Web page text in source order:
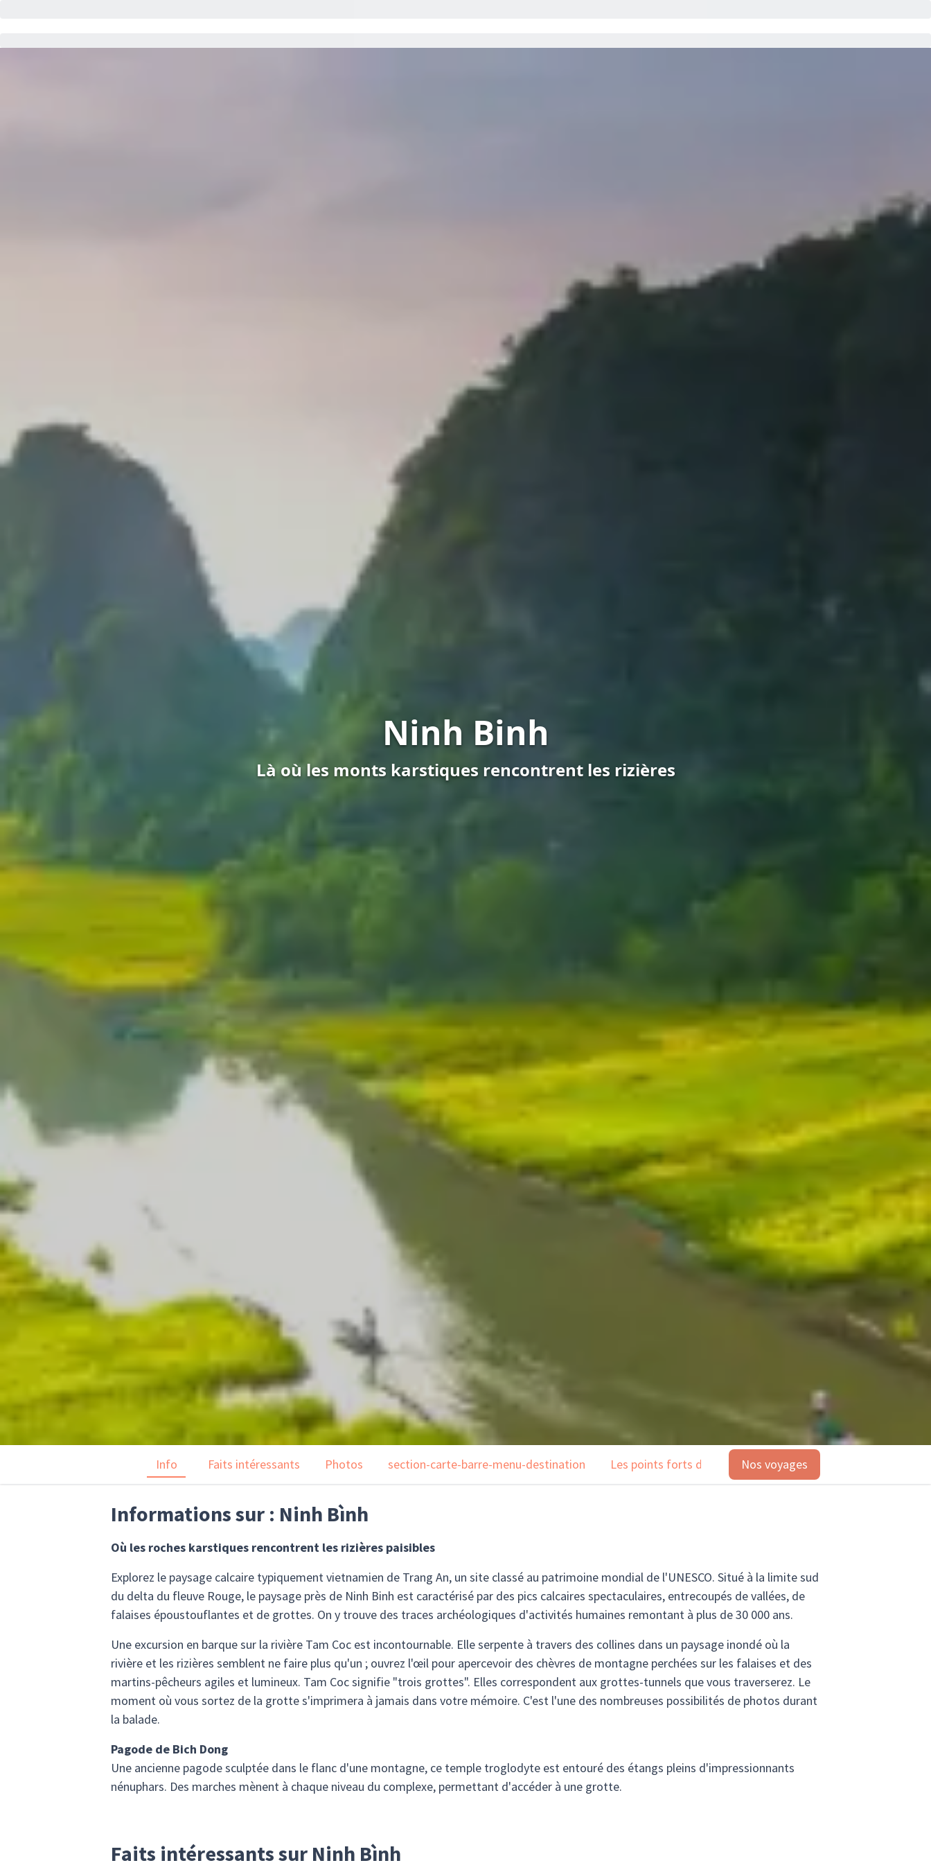
Ninh Binh
Là où les monts karstiques rencontrent les rizières
Info Faits intéressants Photos section-carte-barre-menu-destination Les points forts du voyage Nos voyages
Nos voyages
Informations sur : Ninh Bình
Où les roches karstiques rencontrent les rizières paisibles
Explorez le paysage calcaire typiquement vietnamien de Trang An, un site classé au patrimoine mondial de l'UNESCO. Situé à la limite sud
du delta du fleuve Rouge, le paysage près de Ninh Binh est caractérisé par des pics calcaires spectaculaires, entrecoupés de vallées, de
falaises époustouflantes et de grottes. On y trouve des traces archéologiques d'activités humaines remontant à plus de 30 000 ans.
Une excursion en barque sur la rivière Tam Coc est incontournable. Elle serpente à travers des collines dans un paysage inondé où la
rivière et les rizières semblent ne faire plus qu'un ; ouvrez l'œil pour apercevoir des chèvres de montagne perchées sur les falaises et des
martins-pêcheurs agiles et lumineux. Tam Coc signifie "trois grottes". Elles correspondent aux grottes-tunnels que vous traverserez. Le
moment où vous sortez de la grotte s'imprimera à jamais dans votre mémoire. C'est l'une des nombreuses possibilités de photos durant
la balade.
Pagode de Bich Dong
Une ancienne pagode sculptée dans le flanc d'une montagne, ce temple troglodyte est entouré des étangs pleins d'impressionnants
nénuphars. Des marches mènent à chaque niveau du complexe, permettant d'accéder à une grotte.
Faits intéressants sur Ninh Bình